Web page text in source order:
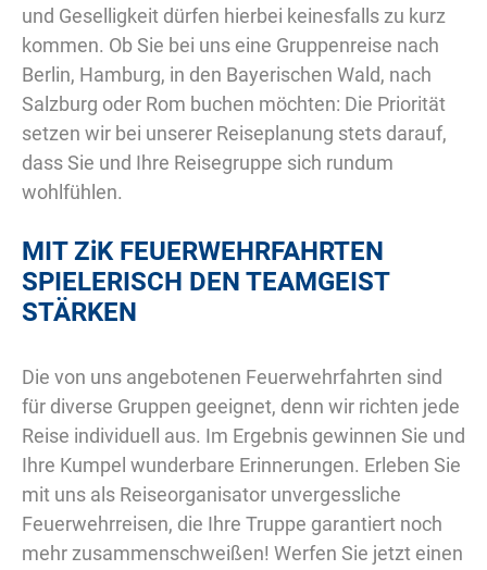
und Geselligkeit dürfen hierbei keinesfalls zu kurz
kommen. Ob Sie bei uns eine Gruppenreise nach
Berlin, Hamburg, in den Bayerischen Wald, nach
Salzburg oder Rom buchen möchten: Die Priorität
setzen wir bei unserer Reiseplanung stets darauf,
dass Sie und Ihre Reisegruppe sich rundum
wohlfühlen.
MITZiKFEUERWEHRFAHRTEN
SPIELERISCH DEN TEAMGEIST
STÄRKEN
Die von uns angebotenen Feuerwehrfahrten sind
für diverse Gruppen geeignet, denn wir richten jede
Reise individuell aus. Im Ergebnis gewinnen Sie und
Ihre Kumpel wunderbare Erinnerungen. Erleben Sie
mit uns als Reiseorganisator unvergessliche
Feuerwehrreisen, die Ihre Truppe garantiert noch
mehr zusammenschweißen! Werfen Sie jetzt einen